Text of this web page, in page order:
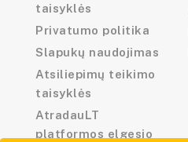
taisyklės
Privatumo politika
Slapukų naudojimas
Atsiliepimų teikimo
taisyklės
AtradauLT
platformos elgesio